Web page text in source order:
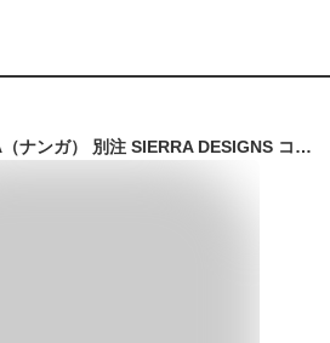
【30％OFF】NANGA（ナンガ） 別注 SIERRA DESIGNS コーデュラ60/40 ジャムパック ダウンジャケット / トリプルコラボ アウター メンズ 日本製 撥水 防風 CORDURA 60/40 JAM PACKED DOWN JACKET【セール】